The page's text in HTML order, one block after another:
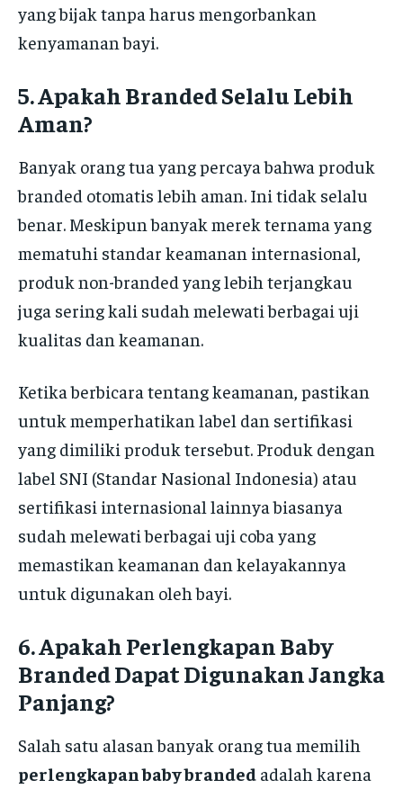
yang bijak tanpa harus mengorbankan
kenyamanan bayi.
5.Apakah Branded Selalu Lebih
Aman?
Banyak orang tua yang percaya bahwa produk
branded otomatis lebih aman. Ini tidak selalu
benar. Meskipun banyak merek ternama yang
mematuhi standar keamanan internasional,
produk non-branded yang lebih terjangkau
juga sering kali sudah melewati berbagai uji
kualitas dan keamanan.
Ketika berbicara tentang keamanan, pastikan
untuk memperhatikan label dan sertifikasi
yang dimiliki produk tersebut. Produk dengan
label SNI (Standar Nasional Indonesia) atau
sertifikasi internasional lainnya biasanya
sudah melewati berbagai uji coba yang
memastikan keamanan dan kelayakannya
untuk digunakan oleh bayi.
6.Apakah Perlengkapan Baby
Branded Dapat Digunakan Jangka
Panjang?
Salah satu alasan banyak orang tua memilih
perlengkapan baby branded adalah karena